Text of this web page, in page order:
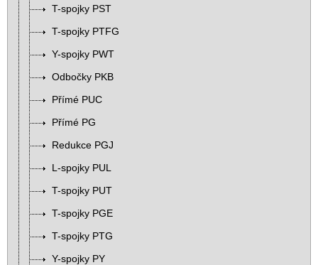
T-spojky PST
T-spojky PTFG
Y-spojky PWT
Odbočky PKB
Přímé PUC
Přímé PG
Redukce PGJ
L-spojky PUL
T-spojky PUT
T-spojky PGE
T-spojky PTG
Y-spojky PY